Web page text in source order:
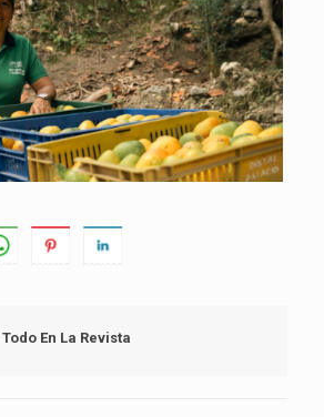
Todo En La Revista